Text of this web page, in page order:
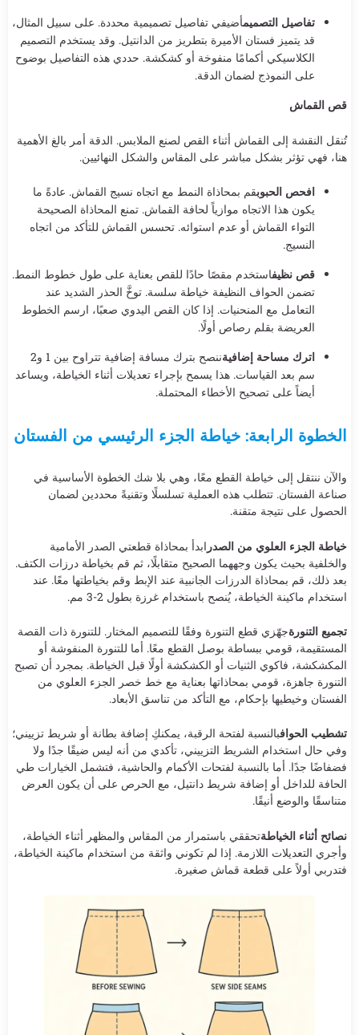
تفاصيل التصميمأضيفي تفاصيل تصميمية محددة. على سبيل المثال،
قد يتميز فستان الأميرة بتطريز من الدانتيل. وقد يستخدم التصميم
الكلاسيكي أكمامًا منفوخة أو كشكشة. حددي هذه التفاصيل بوضوح
على النموذج لضمان الدقة.
قص القماش
تُنقل النقشة إلى القماش أثناء القص لصنع الملابس. الدقة أمر بالغ الأهمية
هنا، فهي تؤثر بشكل مباشر على المقاس والشكل النهائيين.
افحص الحبوبقم بمحاذاة النمط مع اتجاه نسيج القماش. عادةً ما
يكون هذا الاتجاه موازياً لحافة القماش. تمنع المحاذاة الصحيحة
التواء القماش أو عدم استوائه. تحسس القماش للتأكد من اتجاه
النسيج.
قص نظيفاستخدم مقصًا حادًا للقص بعناية على طول خطوط النمط.
تضمن الحواف النظيفة خياطة سلسة. توخَّ الحذر الشديد عند
التعامل مع المنحنيات. إذا كان القص اليدوي صعبًا، ارسم الخطوط
العريضة بقلم رصاص أولًا.
اترك مساحة إضافية
ننصح بترك مسافة إضافية تتراوح بين 1 و2
سم بعد القياسات. هذا يسمح بإجراء تعديلات أثناء الخياطة، ويساعد
أيضاً على تصحيح الأخطاء المحتملة.
الخطوة الرابعة: خياطة الجزء الرئيسي من الفستان
والآن ننتقل إلى خياطة القطع معًا، وهي بلا شك الخطوة الأساسية في
صناعة الفستان. تتطلب هذه العملية تسلسلًا وتقنيةً محددين لضمان
الحصول على نتيجة متقنة.
خياطة الجزء العلوي من الصدر ابدأ بمحاذاة قطعتي الصدر الأمامية
والخلفية بحيث يكون وجههما الصحيح متقابلًا، ثم قم بخياطة درزات الكتف.
بعد ذلك، قم بمحاذاة الدرزات الجانبية عند الإبط وقم بخياطتها معًا. عند
استخدام ماكينة الخياطة، يُنصح باستخدام غرزة بطول 2-3 مم.
تجميع التنورةجهّزي قطع التنورة وفقًا للتصميم المختار. للتنورة ذات القصة
المستقيمة، قومي ببساطة بوصل القطع معًا. أما للتنورة المنفوشة أو
المكشكشة، فاكوي الثنيات أو الكشكشة أولًا قبل الخياطة. بمجرد أن تصبح
التنورة جاهزة، قومي بمحاذاتها بعناية مع خط خصر الجزء العلوي من
الفستان وخيطيها بإحكام، مع التأكد من تناسق الأبعاد.
تشطيب الحوافبالنسبة لفتحة الرقبة، يمكنكِ إضافة بطانة أو شريط تزييني؛
وفي حال استخدام الشريط التزييني، تأكدي من أنه ليس ضيقًا جدًا ولا
فضفاضًا جدًا. أما بالنسبة لفتحات الأكمام والحاشية، فتشمل الخيارات طي
الحافة للداخل أو إضافة شريط دانتيل، مع الحرص على أن يكون العرض
متناسقًا والوضع أنيقًا.
نصائح أثناء الخياطةتحققي باستمرار من المقاس والمظهر أثناء الخياطة،
وأجري التعديلات اللازمة. إذا لم تكوني واثقة من استخدام ماكينة الخياطة،
فتدربي أولاً على قطعة قماش صغيرة.